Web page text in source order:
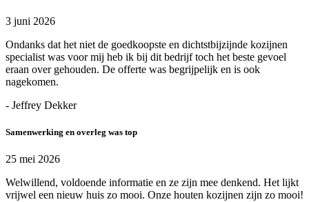
3 juni 2026
Ondanks dat het niet de goedkoopste en dichtstbijzijnde kozijnen
specialist was voor mij heb ik bij dit bedrijf toch het beste gevoel
eraan over gehouden. De offerte was begrijpelijk en is ook
nagekomen.
- Jeffrey Dekker
Samenwerking en overleg was top
25 mei 2026
Welwillend, voldoende informatie en ze zijn mee denkend. Het lijkt
vrijwel een nieuw huis zo mooi. Onze houten kozijnen zijn zo mooi!